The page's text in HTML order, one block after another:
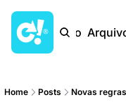
Início
Home Posts Novas